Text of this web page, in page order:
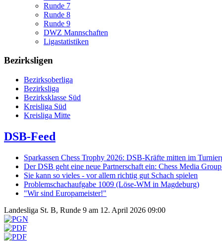
Runde 7
Runde 8
Runde 9
DWZ Mannschaften
Ligastatistiken
Bezirksligen
Bezirksoberliga
Bezirksliga
Bezirksklasse Süd
Kreisliga Süd
Kreisliga Mitte
DSB-Feed
Sparkassen Chess Trophy 2026: DSB-Kräfte mitten im
Der DSB geht eine neue Partnerschaft ein: Chess Media
Sie kann so vieles - vor allem richtig gut Schach spielen
Problemschachaufgabe 1009 (Löse-WM in Magdeburg)
"Wir sind Europameister!"
Landesliga St. B, Runde 9 am 12. April 2026 09:00